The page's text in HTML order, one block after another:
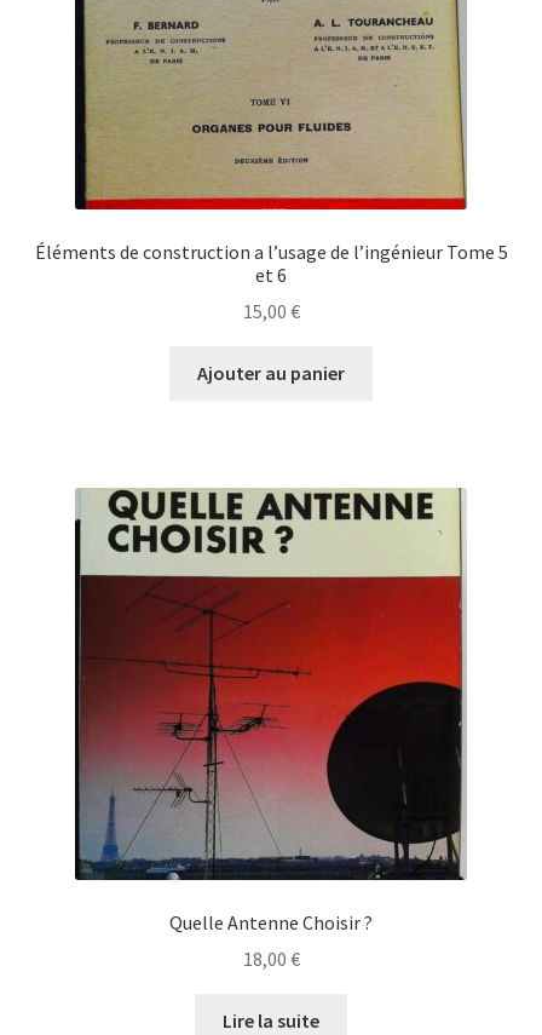
Éléments de construction a l’usage de l’ingénieur Tome 5
et 6
15,00 €
Ajouter au panier
Quelle Antenne Choisir ?
18,00 €
Lire la suite